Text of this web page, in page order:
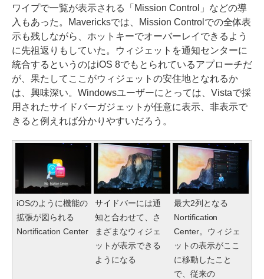
ワイプで一覧が表示される「Mission Control」などの導
入もあった。Mavericksでは、Mission Controlでの全体表
示も残しながら、ホットキーでオーバーレイできるよう
に先祖返りもしていた。ウィジェットを通知センターに
統合するというのはiOS 8でもとられているアプローチだ
が、果たしてここがウィジェットの安住地となれるか
は、興味深い。Windowsユーザーにとっては、Vistaで採
用されたサイドバーガジェットが任意に表示、非表示で
きると例えれば分かりやすいだろう。
iOSのように機能の
拡張が図られる
Nortification Center
サイドバーには通
知と合わせて、さ
まざまなウィジェ
ットが表示できる
ようになる
最大2列となる
Nortification
Center。ウィジェ
ットの表示がここ
に移動したこと
で、従来の